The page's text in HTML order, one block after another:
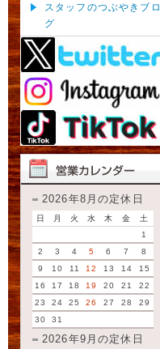
スタッフのつぶやきブロ
グ
2026年8月の定休日
日 月 火 水 木 金
土
1
2
3 4 5 6 7
8
9
10 11 12 13 14
15
16
17 18 19 20 21
22
23
24 25 26 27 28
29
30
31
2026年9月の定休日